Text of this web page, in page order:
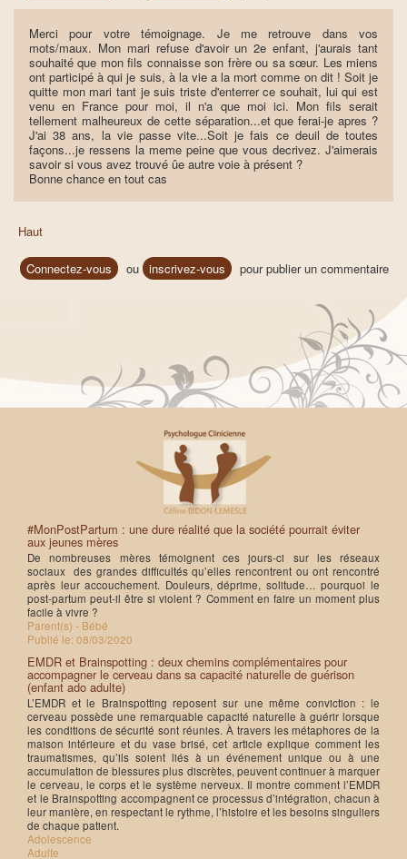
Merci pour votre témoignage. Je me retrouve dans vos
mots/maux. Mon mari refuse d'avoir un 2e enfant, j'aurais tant
souhaité que mon fils connaisse son frère ou sa sœur. Les miens
ont participé à qui je suis, à la vie a la mort comme on dit ! Soit je
quitte mon mari tant je suis triste d'enterrer ce souhait, lui qui est
venu en France pour moi, il n'a que moi ici. Mon fils serait
tellement malheureux de cette séparation...et que ferai-je apres ?
J'ai 38 ans, la vie passe vite...Soit je fais ce deuil de toutes
façons...je ressens la meme peine que vous decrivez. J'aimerais
savoir si vous avez trouvé ûe autre voie à présent ?
Bonne chance en tout cas
Haut
Connectez-vous ou inscrivez-vous pour publier un commentaire
#MonPostPartum : une dure réalité que la société pourrait éviter
aux jeunes mères
De nombreuses mères témoignent ces jours-ci sur les réseaux
sociaux des grandes difficultés qu’elles rencontrent ou ont rencontré
après leur accouchement. Douleurs, déprime, solitude… pourquoi le
post-partum peut-il être si violent ? Comment en faire un moment plus
facile à vivre ?
Parent(s) - Bébé
Publié le: 08/03/2020
EMDR et Brainspotting : deux chemins complémentaires pour
accompagner le cerveau dans sa capacité naturelle de guérison
(enfant ado adulte)
L’EMDR et le Brainspotting reposent sur une même conviction : le
cerveau possède une remarquable capacité naturelle à guérir lorsque
les conditions de sécurité sont réunies. À travers les métaphores de la
maison intérieure et du vase brisé, cet article explique comment les
traumatismes, qu’ils soient liés à un événement unique ou à une
accumulation de blessures plus discrètes, peuvent continuer à marquer
le cerveau, le corps et le système nerveux. Il montre comment l’EMDR
et le Brainspotting accompagnent ce processus d’intégration, chacun à
leur manière, en respectant le rythme, l’histoire et les besoins singuliers
de chaque patient.
Adolescence
Adulte